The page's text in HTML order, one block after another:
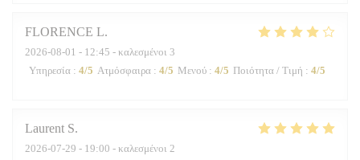
FLORENCE L
2026-08-01 - 12:45 - καλεσμένοι 3
Υπηρεσία : 4/5 Ατμόσφαιρα : 4/5 Μενού : 4/5 Ποιότητα / Τιμή : 4/5
Laurent S
2026-07-29 - 19:00 - καλεσμένοι 2